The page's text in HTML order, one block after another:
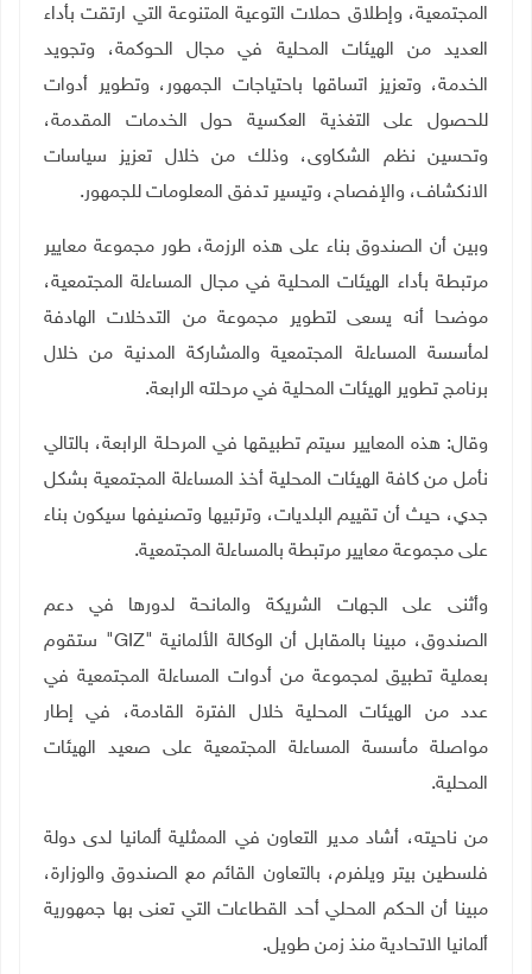
المجتمعية، وإطلاق حملات التوعية المتنوعة التي ارتقت بأداء
العديد من الهيئات المحلية في مجال الحوكمة، وتجويد
الخدمة، وتعزيز اتساقها باحتياجات الجمهور، وتطوير أدوات
للحصول على التغذية العكسية حول الخدمات المقدمة،
وتحسين نظم الشكاوى، وذلك من خلال تعزيز سياسات
الانكشاف، والإفصاح، وتيسير تدفق المعلومات للجمهور.
وبين أن الصندوق بناء على هذه الرزمة، طور مجموعة معايير
مرتبطة بأداء الهيئات المحلية في مجال المساءلة المجتمعية،
موضحا أنه يسعى لتطوير مجموعة من التدخلات الهادفة
لمأسسة المساءلة المجتمعية والمشاركة المدنية من خلال
برنامج تطوير الهيئات المحلية في مرحلته الرابعة.
وقال: هذه المعايير سيتم تطبيقها في المرحلة الرابعة، بالتالي
نأمل من كافة الهيئات المحلية أخذ المساءلة المجتمعية بشكل
جدي، حيث أن تقييم البلديات، وترتبيها وتصنيفها سيكون بناء
على مجموعة معايير مرتبطة بالمساءلة المجتمعية.
وأثنى على الجهات الشريكة والمانحة لدورها في دعم
الصندوق، مبينا بالمقابل أن الوكالة الألمانية "GIZ" ستقوم
بعملية تطبيق لمجموعة من أدوات المساءلة المجتمعية في
عدد من الهيئات المحلية خلال الفترة القادمة، في إطار
مواصلة مأسسة المساءلة المجتمعية على صعيد الهيئات
المحلية.
من ناحيته، أشاد مدير التعاون في الممثلية ألمانيا لدى دولة
فلسطين بيتر ويلفرم، بالتعاون القائم مع الصندوق والوزارة،
مبينا أن الحكم المحلي أحد القطاعات التي تعنى بها جمهورية
ألمانيا الاتحادية منذ زمن طويل.